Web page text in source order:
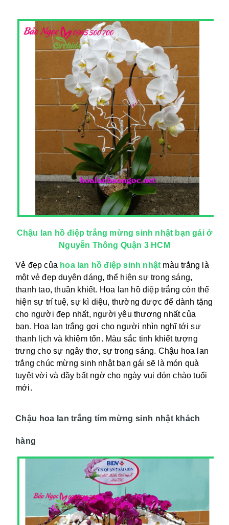
Chậu lan hồ điệp trắng mừng sinh nhật bạn gái ở
Nguyễn Thông Quận 3 HCM
Vẻ đẹp của hoa lan hồ điệp sinh nhật màu trắng là
một vẻ đẹp duyên dáng, thể hiện sự trong sáng,
thanh tao, thuần khiết. Hoa lan hồ điệp trắng còn thể
hiện sự trí tuệ, sự kì diệu, thường được để dành tặng
cho người đẹp nhất, người yêu thương nhất của
bạn. Hoa lan trắng gợi cho người nhìn nghĩ tới sự
thanh lịch và khiêm tốn. Màu sắc tinh khiết tượng
trưng cho sự ngây thơ, sự trong sáng. Chậu hoa lan
trắng chúc mừng sinh nhật bạn gái sẽ là món quà
tuyệt vời và đầy bất ngờ cho ngày vui đón chào tuổi
mới.
Chậu hoa lan trắng tím mừng sinh nhật khách
hàng